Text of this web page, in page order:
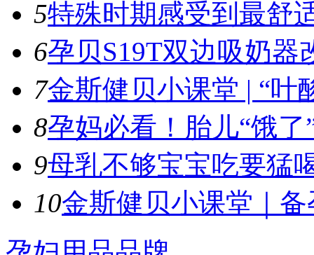
5特殊时期感受到最舒
6孕贝S19T双边吸奶器
7金斯健贝小课堂 | “叶
8孕妈必看！胎儿“饿
9母乳不够宝宝吃要猛
10金斯健贝小课堂｜